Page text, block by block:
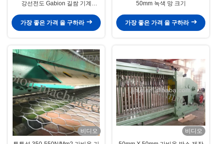
강선전도 Gabion 길쌈 기계
가장 좋은 가격 을 구하라
50mm 녹색 망 크기
가장 좋은 가격 을 구하라
비디오
비디오